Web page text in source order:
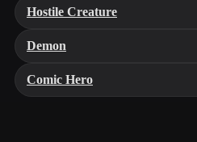
Hostile Creature
Demon
Comic Hero